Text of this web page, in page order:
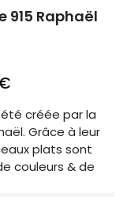
915 Raphaël
€
créée par la
Grâce à leur
plats sont
couleurs & de